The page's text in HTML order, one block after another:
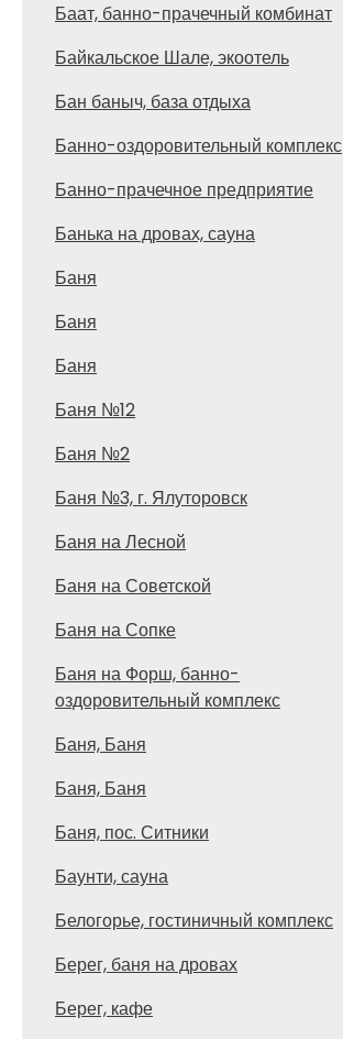
Баат, банно-прачечный комбинат
Байкальское Шале, экоотель
Бан баныч, база отдыха
Банно-оздоровительный комплекс
Банно-прачечное предприятие
Банька на дровах, сауна
Баня
Баня
Баня
Баня №12
Баня №2
Баня №3, г. Ялуторовск
Баня на Лесной
Баня на Советской
Баня на Сопке
Баня на Форш, банно-
оздоровительный комплекс
Баня, Баня
Баня, Баня
Баня, пос. Ситники
Баунти, сауна
Белогорье, гостиничный комплекс
Берег, баня на дровах
Берег, кафе